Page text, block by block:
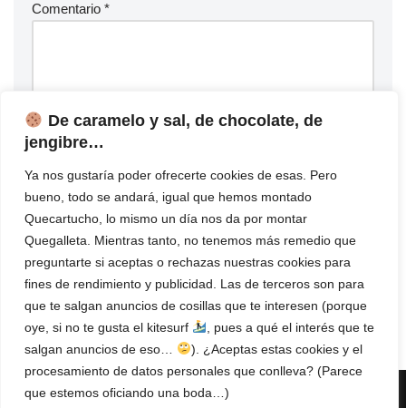
De caramelo y sal, de chocolate, de
jengibre…
Ya nos gustaría poder ofrecerte cookies de esas. Pero
bueno, todo se andará, igual que hemos montado
Quecartucho, lo mismo un día nos da por montar
Quegalleta. Mientras tanto, no tenemos más remedio que
preguntarte si aceptas o rechazas nuestras cookies para
fines de rendimiento y publicidad. Las de terceros son para
que te salgan anuncios de cosillas que te interesen (porque
oye, si no te gusta el kitesurf
, pues a qué el interés que te
salgan anuncios de eso…
). ¿Aceptas estas cookies y el
procesamiento de datos personales que conlleva? (Parece
que estemos oficiando una boda…)
Comentario *
{current_single_title} en